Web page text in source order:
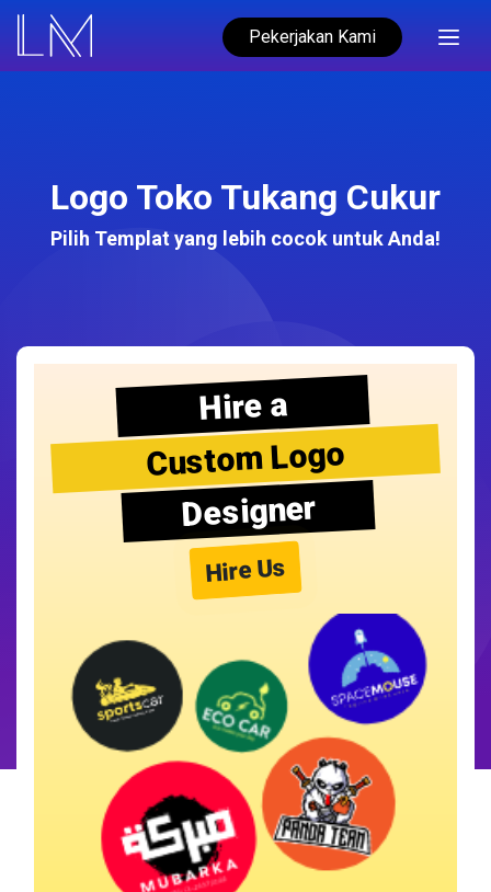
Pekerjakan Kami
Logo Toko Tukang Cukur
Pilih Templat yang lebih cocok untuk Anda!
Hire a
Custom Logo
Designer
Hire Us